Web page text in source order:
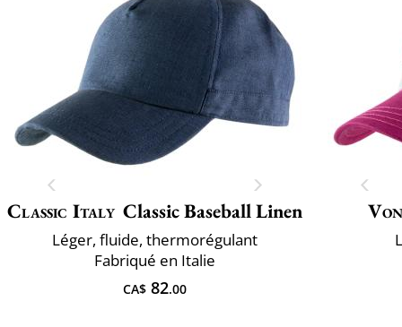
Classic Italy Classic Baseball Linen
Léger, fluide, thermorégulant
Fabriqué en Italie
CA$ 82.00